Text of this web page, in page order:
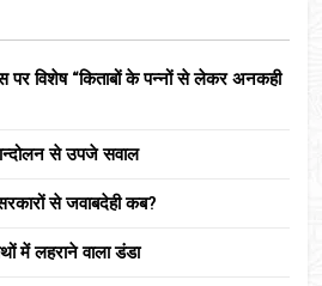
पर विशेष “किताबों के पन्नों से लेकर अनकही
से उपजे सवाल
से जवाबदेही कब?
में लहराने वाला डंडा